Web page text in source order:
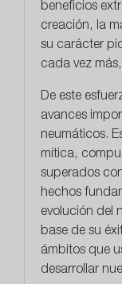
beneficios
creación, la
su carácter
cada vez
De este
avances
neumáticos.
mítica,
superados
hechos
evolución del
base de su
ámbitos que
desarrollar